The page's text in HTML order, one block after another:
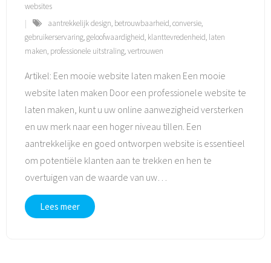
websites
aantrekkelijk design, betrouwbaarheid,conversie,
gebruikerservaring,geloofwaardigheid, klanttevredenheid, laten
maken, professionele uitstraling,vertrouwen
Artikel: Een mooie website laten maken Een mooie
website laten maken Door een professionele website te
laten maken, kunt u uw online aanwezigheid versterken
en uw merk naar een hoger niveau tillen. Een
aantrekkelijke en goed ontworpen website is essentieel
om potentiële klanten aan te trekken en hen te
overtuigen van de waarde van uw
Lees meer